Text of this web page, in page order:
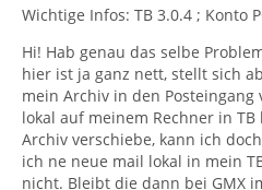
Wichtige Infos: TB 3.0.4 ; Konto
Hi! Hab genau das selbe
hier ist ja ganz nett, stellt sich
mein Archiv in den
lokal auf meinem Rechner in TB
Archiv verschiebe, kann ich
ich ne neue mail lokal in mein
nicht. Bleibt die dann bei GMX